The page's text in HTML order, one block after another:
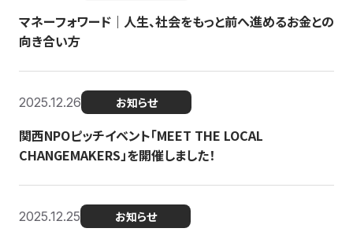
マネーフォワード｜人生、社会をもっと前へ進めるお金との
向き合い方
2025.12.26 お知らせ
関西NPOピッチイベント「MEET THE LOCAL
CHANGEMAKERS」を開催しました！
2025.12.25 お知らせ